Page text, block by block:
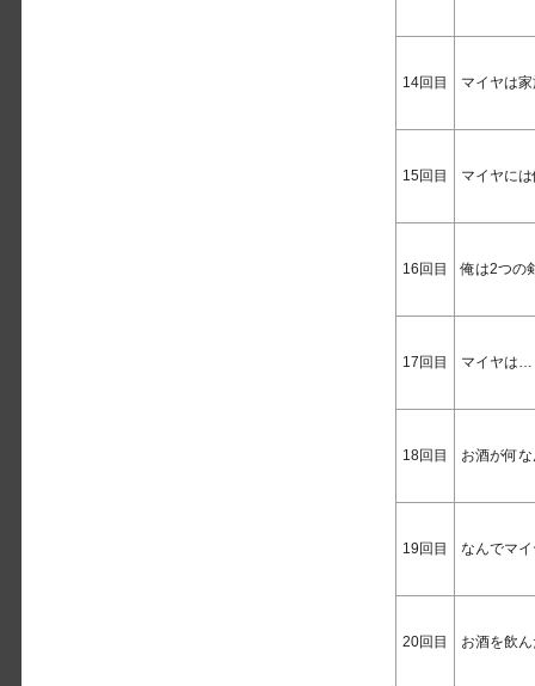
14回目 マイヤは
15回目 マイヤに
16回目 俺は2つの
17回目 マイヤは…
18回目 お酒が何
19回目 なんでマ
20回目 お酒を飲